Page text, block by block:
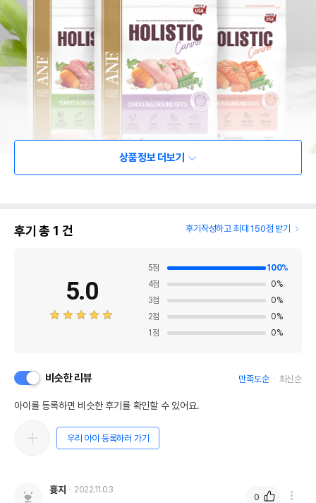
상품정보 더보기
후기 총 1 건 후기작성하고 최대 150점 받기
5.0
5점 100%
4점 0%
3점 0%
2점 0%
1 점 0%
비슷한 리뷰 만족도순 최신순
아이를 등록하면 비슷한 후기를 확인할 수 있어요.
우리 아이 등록하러 가기
흊지 2022.11.03
0